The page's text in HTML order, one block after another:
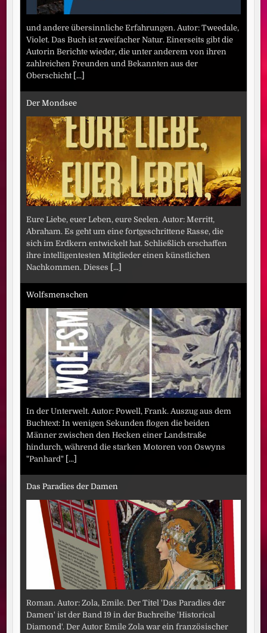
und andere übersinnliche Erfahrungen. Autor: Tweedale,
Violet. Das Buch ist zweifacher Natur. Einerseits gibt die
Autorin Berichte wieder, die unter anderem von ihren
zahlreichen Freunden und Bekannten aus der
Oberschicht [...]
Der Mondsee
Eure Liebe, euer Leben, eure Seelen. Autor: Merritt,
Abraham. Es geht um eine fortgeschrittene Rasse, die
sich im Erdkern entwickelt hat. Schließlich erschaffen
ihre intelligentesten Mitglieder einen künstlichen
Nachkommen. Dieses [...]
Wolfsmenschen
In der Unterwelt. Autor: Powell, Frank. Auszug aus dem
Buchtext: In wenigen Sekunden flogen die beiden
Männer zwischen den Hecken einer Landstraße
hindurch, während die starken Motoren von Oswyns
"Panhard" [...]
Das Paradies der Damen
Roman. Autor: Zola, Emile. Der Titel 'Das Paradies der
Damen' ist der Band 19 in der Buchreihe 'Historical
Diamond'. Der Autor Emile Zola war ein französischer